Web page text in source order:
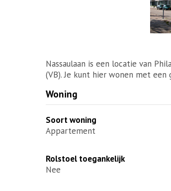
Nassaulaan is een locatie van
(VB). Je kunt hier wonen met een
Woning
Soort woning
Appartement
Rolstoel toegankelijk
Nee